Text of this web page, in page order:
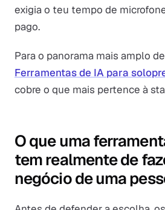
exigia o teu tempo de
pago.
Para o panorama mais amplo
Ferramentas de IA para
cobre o que mais pertence à
O que uma
tem realmente de
negócio de uma